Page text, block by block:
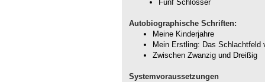
Fünf Schlösser
Autobiographische Schriften:
Meine Kinderjahre
Mein Erstling: Das Schlachtfeld
Zwischen Zwanzig und Dreißig
Systemvoraussetzungen